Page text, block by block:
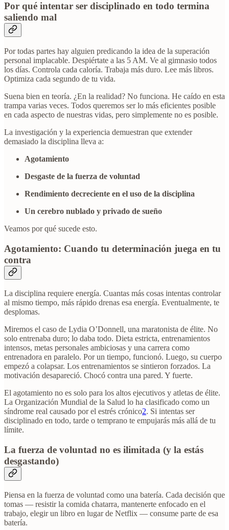
Por qué intentar ser disciplinado en todo termina
saliendo mal
Por todas partes hay alguien predicando la idea de la superación
personal implacable. Despiértate a las 5 AM. Ve al gimnasio todos
los días. Controla cada caloría. Trabaja más duro. Lee más libros.
Optimiza cada segundo de tu vida.
Suena bien en teoría. ¿En la realidad? No funciona. He caído en esta
trampa varias veces. Todos queremos ser lo más eficientes posible
en cada aspecto de nuestras vidas, pero simplemente no es posible.
La investigación y la experiencia demuestran que extender
demasiado la disciplina lleva a:
Agotamiento
Desgaste de la fuerza de voluntad
Rendimiento decreciente en el uso de la disciplina
Un cerebro nublado y privado de sueño
Veamos por qué sucede esto.
Agotamiento: Cuando tu determinación juega en tu
contra
La disciplina requiere energía. Cuantas más cosas intentas controlar
al mismo tiempo, más rápido drenas esa energía. Eventualmente, te
desplomas.
Miremos el caso de Lydia O’Donnell, una maratonista de élite. No
solo entrenaba duro; lo daba todo. Dieta estricta, entrenamientos
intensos, metas personales ambiciosas y una carrera como
entrenadora en paralelo. Por un tiempo, funcionó. Luego, su cuerpo
empezó a colapsar. Los entrenamientos se sintieron forzados. La
motivación desapareció. Chocó contra una pared. Y fuerte.
El agotamiento no es solo para los altos ejecutivos y atletas de élite.
La Organización Mundial de la Salud lo ha clasificado como un
síndrome real causado por el estrés crónico2. Si intentas ser
disciplinado en todo, tarde o temprano te empujarás más allá de tu
límite.
La fuerza de voluntad no es ilimitada (y la estás
desgastando)
Piensa en la fuerza de voluntad como una batería. Cada decisión que
tomas — resistir la comida chatarra, mantenerte enfocado en el
trabajo, elegir un libro en lugar de Netflix — consume parte de esa
batería.